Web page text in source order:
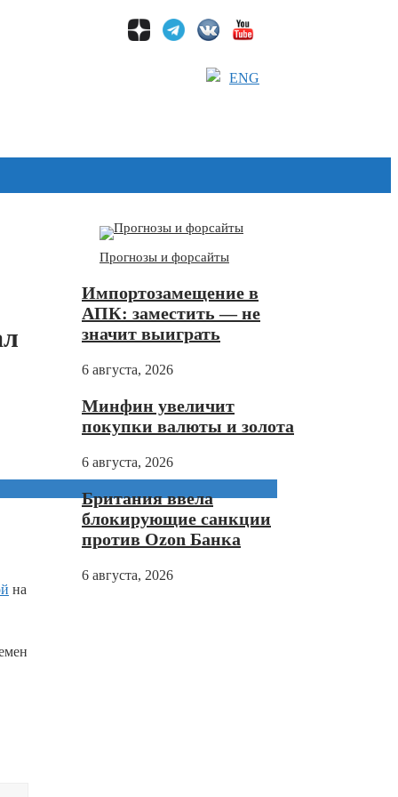
ENG
на
Прогнозы и форсайты
Импортозамещение в
АПК: заместить — не
значит выиграть
6 августа, 2026
Минфин увеличит
покупки валюты и золота
6 августа, 2026
Британия ввела
блокирующие санкции
против Ozon Банка
6 августа, 2026